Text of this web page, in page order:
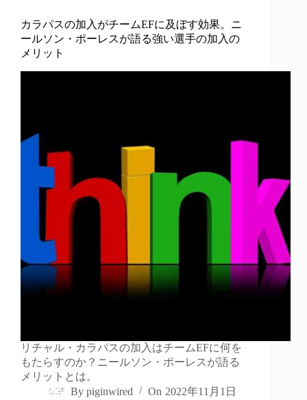
カラパスの加入がチームEFに及ぼす効果。ニ
ールソン・ポーレスが語る強い選手の加入の
メリット
リチャル・カラパスの加入はチームEFに何を
もたらすのか？ニールソン・ポーレスが語る
メリットとは。
By piginwired On 2022年11月1日